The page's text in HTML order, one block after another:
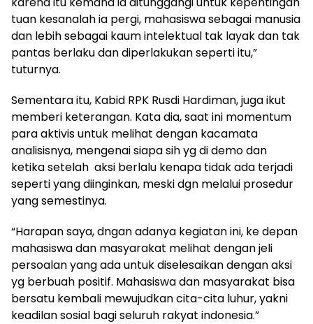
tuan kesanalah ia pergi, mahasiswa sebagai manusia
dan lebih sebagai kaum intelektual tak layak dan tak
pantas berlaku dan diperlakukan seperti itu,”
tuturnya.
Sementara itu, Kabid RPK Rusdi Hardiman, juga ikut
memberi keterangan. Kata dia, saat ini momentum
para aktivis untuk melihat dengan kacamata
analisisnya, mengenai siapa sih yg di demo dan
ketika setelah aksi berlalu kenapa tidak ada terjadi
seperti yang diinginkan, meski dgn melalui prosedur
yang semestinya.
“Harapan saya, dngan adanya kegiatan ini, ke depan
mahasiswa dan masyarakat melihat dengan jeli
persoalan yang ada untuk diselesaikan dengan aksi
yg berbuah positif. Mahasiswa dan masyarakat bisa
bersatu kembali mewujudkan cita-cita luhur, yakni
keadilan sosial bagi seluruh rakyat indonesia.”